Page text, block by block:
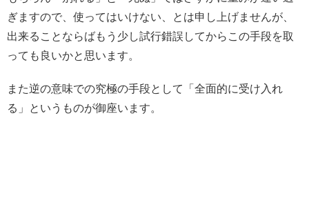
ぎますので、使ってはいけない、とは申し上げませんが、
出来ることならばもう少し試行錯誤してからこの手段を取
っても良いかと思います。
また逆の意味での究極の手段として「全面的に受け入れ
る」というものが御座います。